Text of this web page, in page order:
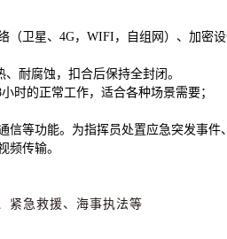
（卫星、4G，WIFI，自组网）、加密
耐腐蚀，扣合后保持全封闭。
时的正常工作，适合各种场景需要；
等功能。为指挥员处置应急突发事件
频传输。
紧急救援、海事执法等